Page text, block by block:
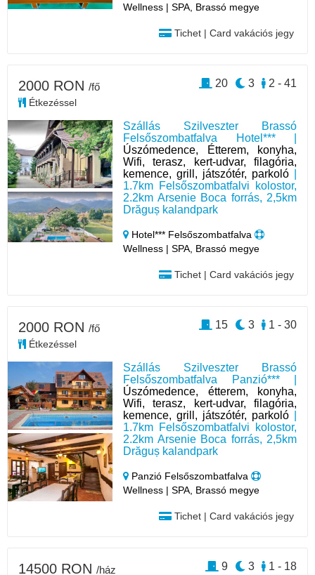
Wellness | SPA, Brassó megye
Tichet | Card vakációs jegy
Szállás Szilveszter Brassó
Felsőszombatfalva Hotel*** |
Úszómedence, Étterem, konyha,
Wifi, terasz, kert-udvar, filagória,
kemence, grill, játszótér, parkoló
1.7km Felsőszombatfalvi kolostor,
2.2km Arsenie Boca forrás, 2,5km
Drăguș kalandpark
Hotel*** Felsőszombatfalva
Wellness | SPA, Brassó megye
Tichet | Card vakációs jegy
2000 RON /fő
Étkezéssel
2 - 41
3
20
Szállás Szilveszter Brassó
Felsőszombatfalva Panzió*** |
Úszómedence, étterem, konyha,
Wifi, terasz, kert-udvar, filagória,
kemence, grill, játszótér, parkoló
1.7km Felsőszombatfalvi kolostor,
2.2km Arsenie Boca forrás, 2,5km
Drăguș kalandpark
Panzió Felsőszombatfalva
Wellness | SPA, Brassó megye
Tichet | Card vakációs jegy
2000 RON /fő
Étkezéssel
1 - 30
3
15
14500 RON /ház 1 - 18
3
9